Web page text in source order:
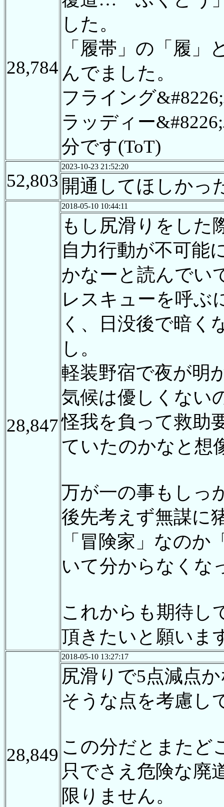
28,784
した。
「履帯」の「履
んでました。
フライング
ラッディー
分です(ToT)
52,803
2023-10-23 21:52:20
開通してほしかっ
28,847
2018-05-10 10:44:11
もし尻滑りをした
自力行動が不可能
かなーと読んでい
レスキューを呼ぶ
く、日没後で暗く
し。
軽装野宿で夜が明
気候は優しくない
怪我を負って救助
ていたのかなと想
万が一の事もしっ
後先考えず無謀に
「冒険家」なの
いて分からなくな
これからも期待し
頂きたいと願いま
28,849
2018-05-10 13:27:17
尻滑りで5点減点
そうな点を考慮し
この分だとまたど
只でさえ危険な廃
限りません。